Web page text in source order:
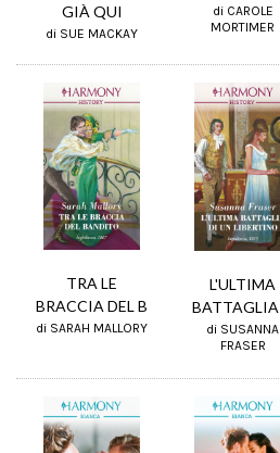
GIÀ QUI
di SUE MACKAY
di CAROLE
MORTIMER
TRA LE
BRACCIA DEL B
di SARAH MALLORY
L'ULTIMA
BATTAGLIA
di SUSANNA
FRASER